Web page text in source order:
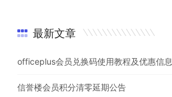
最新文章
officeplus会员兑换码使用教程及优惠信息
信誉楼会员积分清零延期公告